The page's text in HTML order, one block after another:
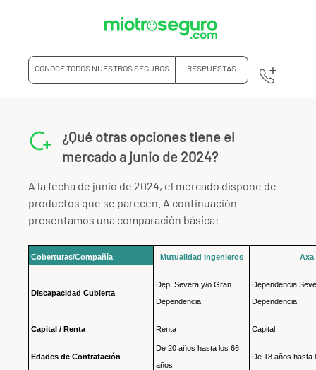
CONOCE TODOS NUESTROS SEGUROS RESPUESTAS
¿Qué otras opciones tiene el
mercado a junio de 2024?
A la fecha de junio de 2024, el mercado dispone de
productos que se parecen. A continuación
presentamos una comparación básica:
Coberturas/Compañía Mutualidad Ingenieros Axa
Discapacidad Cubierta
Dep. Severa y/o Gran
Dependencia.
Dependencia
Dependencia
Capital / Renta Renta Capital
Edades de Contratación
De 20 años hasta los 66
años
De 18 años hasta